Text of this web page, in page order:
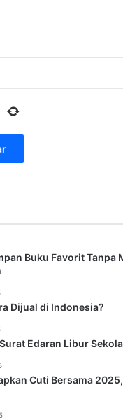
Buku Favorit Tanpa
Dijual di Indonesia?
Edaran Libur
Cuti Bersama